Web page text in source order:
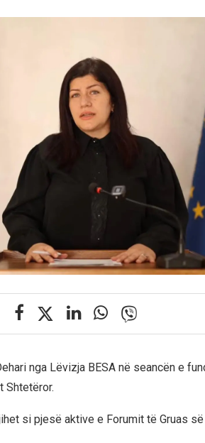
nga Lëvizja BESA në seancën e
Shtetëror.
si pjesë aktive e Forumit të Gruas